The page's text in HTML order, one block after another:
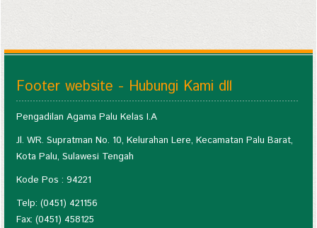
Footer website - Hubungi Kami dll
Pengadilan Agama Palu Kelas I.A
Jl. WR. Supratman No. 10, Kelurahan Lere, Kecamatan Palu Barat,
Kota Palu, Sulawesi Tengah
Kode Pos : 94221
Telp: (0451) 421156
Fax: (0451) 458125